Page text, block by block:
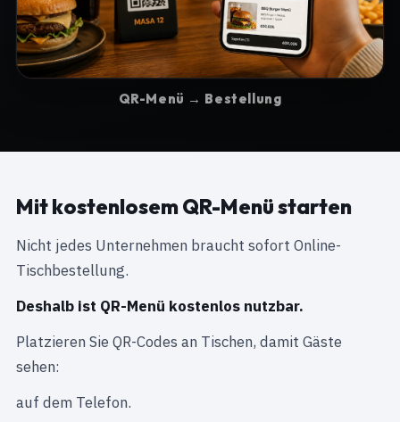
QR-Menü → Bestellung
Mit kostenlosem QR-Menü starten
Nicht jedes Unternehmen braucht sofort Online-
Tischbestellung.
Deshalb ist QR-Menü kostenlos nutzbar.
Platzieren Sie QR-Codes an Tischen, damit Gäste
sehen:
auf dem Telefon.